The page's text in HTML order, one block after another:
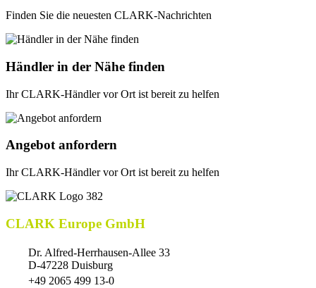
Finden Sie die neuesten CLARK-Nachrichten
Händler in der Nähe finden
Ihr CLARK-Händler vor Ort ist bereit zu helfen
Angebot anfordern
Ihr CLARK-Händler vor Ort ist bereit zu helfen
CLARK Europe GmbH
Dr. Alfred-Herrhausen-Allee 33
D-47228 Duisburg
+49 2065 499 13-0